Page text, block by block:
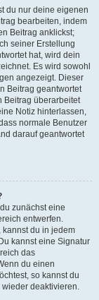
du nur deine eigenen
bearbeiten, indem
Beitrag anklickst;
seiner Erstellung
hat, wird dein
Es wird sowohl
angezeigt. Dieser
Beitrag geantwortet
Beitrag überarbeitet
Notiz hinterlassen,
normale Benutzer
darauf geantwortet
zunächst eine
entwerfen.
kannst du in jedem
kannst eine Signatur
das
du einen
so kannst du
wieder deaktivieren.